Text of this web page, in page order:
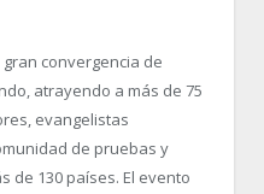
convergencia de
atrayendo a más de 75
evangelistas
de pruebas y
de 130 países. El evento